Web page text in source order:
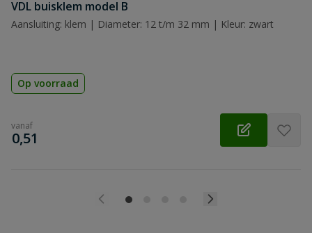
Beoordeling versturen
VDL buisklem model B
Aansluiting: klem | Diameter: 12 t/m 32 mm | Kleur: zwart
Op voorraad
vanaf
€
0,51